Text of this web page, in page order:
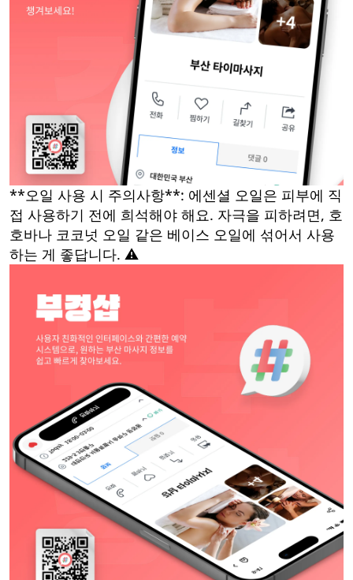
**오일 사용 시 주의사항**: 에센셜 오일은 피부에 직
접 사용하기 전에 희석해야 해요. 자극을 피하려면, 호
호바나 코코넛 오일 같은 베이스 오일에 섞어서 사용
하는 게 좋답니다. ⚠️